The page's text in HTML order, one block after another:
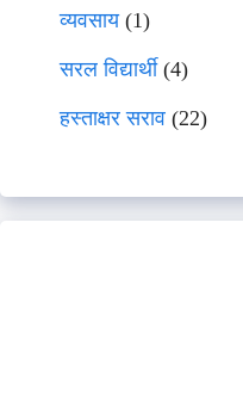
व्यवसाय(1)
सरल विद्यार्थी(4)
हस्ताक्षर सराव (22)